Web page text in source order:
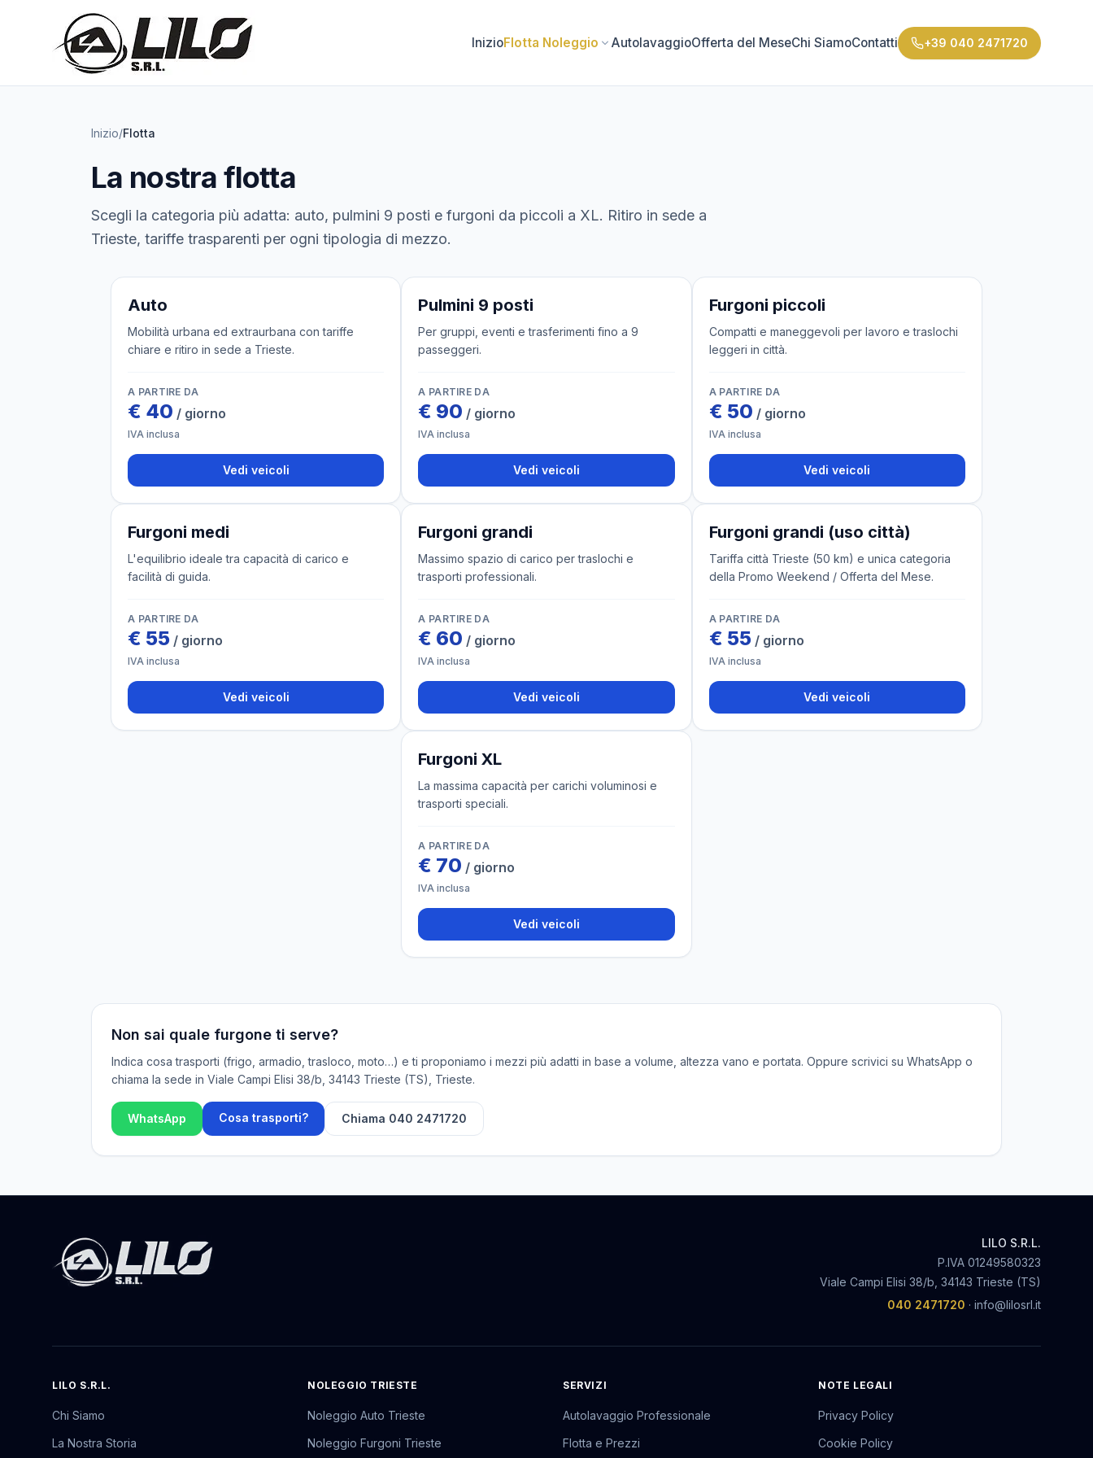
InizioFlotta Noleggio AutolavaggioOfferta del MeseChi SiamoContatti +39 040 2471720
Inizio/Flotta
La nostra flotta
Scegli la categoria più adatta: auto, pulmini 9 posti e furgoni da piccoli a XL. Ritiro in sede a
Trieste, tariffe trasparenti per ogni tipologia di mezzo.
4 veicoli
Auto
Mobilità urbana ed extraurbana con tariffe
chiare e ritiro in sede a Trieste.
A PARTIRE DA
€ 40 / giorno
IVA inclusa
Vedi veicoli
2 veicoli
Pulmini 9 posti
Per gruppi, eventi e trasferimenti fino a 9
passeggeri.
A PARTIRE DA
€ 90 / giorno
IVA inclusa
Vedi veicoli
3 veicoli
Furgoni piccoli
Compatti e maneggevoli per lavoro e traslochi
leggeri in città.
A PARTIRE DA
€ 50 / giorno
IVA inclusa
Vedi veicoli
4 veicoli
Furgoni medi
L'equilibrio ideale tra capacità di carico e
facilità di guida.
A PARTIRE DA
€ 55 / giorno
IVA inclusa
Vedi veicoli
6 veicoli
Furgoni grandi
Massimo spazio di carico per traslochi e
trasporti professionali.
A PARTIRE DA
€ 60 / giorno
IVA inclusa
Vedi veicoli
4 veicoli
Furgoni grandi (uso città)
Tariffa città Trieste (50 km) e unica categoria
della Promo Weekend / Offerta del Mese.
A PARTIRE DA
€ 55/ giorno
IVA inclusa
Vedi veicoli
3 veicoli
Furgoni XL
La massima capacità per carichi voluminosi e
trasporti speciali.
A PARTIRE DA
€ 70 / giorno
IVA inclusa
Vedi veicoli
Non sai quale furgone ti serve?
Indica cosa trasporti (frigo, armadio, trasloco, moto…) e ti proponiamo i mezzi più adatti in base a volume, altezza vano e portata. Oppure scrivici su WhatsApp o
chiama la sede in Viale Campi Elisi 38/b, 34143 Trieste (TS) , Trieste.
WhatsApp Cosa trasporti? Chiama 040 2471720
LILO S.R.L.
P.IVA 01249580323
Viale Campi Elisi 38/b, 34143 Trieste (TS)
040 2471720 · info@lilosrl.it
LILO S.R.L.
Chi Siamo
La Nostra Storia
NOLEGGIO TRIESTE
Noleggio Auto Trieste
Noleggio Furgoni Trieste
SERVIZI
Autolavaggio Professionale
Flotta e Prezzi
NOTE LEGALI
Privacy Policy
Cookie Policy